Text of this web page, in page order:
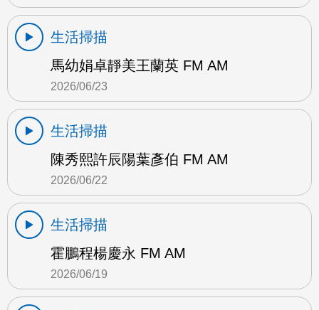
生活掃描
馬幼娟卓靜美王蘭英 FM AM
2026/06/23
生活掃描
陳秀熙許辰陽葉彥伯 FM AM
2026/06/22
生活掃描
霍鵬程楊慶永 FM AM
2026/06/19